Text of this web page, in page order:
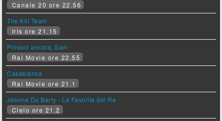
Canale 20 ore 22.56
The Kill Team
Iris ore 21.15
Provaci ancora, Sam
Rai Movie ore 22.55
Casablanca
Rai Movie ore 21.1
Jeanne Du Barry - La Favorita del Re
Cielo ore 21.2